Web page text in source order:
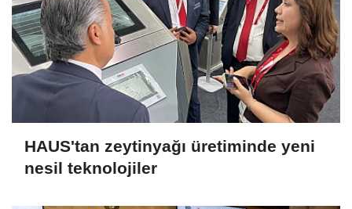
HAUS'tan zeytinyağı üretiminde yeni
nesil teknolojiler